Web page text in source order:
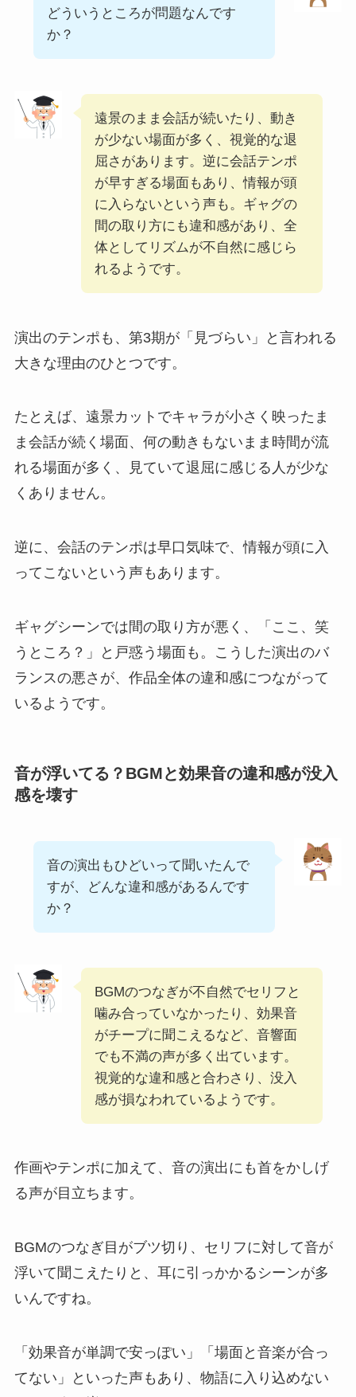
どういうところが問題なんです
か？
遠景のまま会話が続いたり、動き
が少ない場面が多く、視覚的な退
屈さがあります。逆に会話テンポ
が早すぎる場面もあり、情報が頭
に入らないという声も。ギャグの
間の取り方にも違和感があり、全
体としてリズムが不自然に感じら
れるようです。
演出のテンポも、第3期が「見づらい」と言われる
大きな理由のひとつです。
たとえば、遠景カットでキャラが小さく映ったま
ま会話が続く場面、何の動きもないまま時間が流
れる場面が多く、見ていて退屈に感じる人が少な
くありません。
逆に、会話のテンポは早口気味で、情報が頭に入
ってこないという声もあります。
ギャグシーンでは間の取り方が悪く、「ここ、笑
うところ？」と戸惑う場面も。こうした演出のバ
ランスの悪さが、作品全体の違和感につながって
いるようです。
音が浮いてる？BGMと効果音の違和感が没入
感を壊す
音の演出もひどいって聞いたんで
すが、どんな違和感があるんです
か？
BGMのつなぎが不自然でセリフと
噛み合っていなかったり、効果音
がチープに聞こえるなど、音響面
でも不満の声が多く出ています。
視覚的な違和感と合わさり、没入
感が損なわれているようです。
作画やテンポに加えて、音の演出にも首をかしげ
る声が目立ちます。
BGMのつなぎ目がブツ切り、セリフに対して音が
浮いて聞こえたりと、耳に引っかかるシーンが多
いんですね。
「効果音が単調で安っぽい」「場面と音楽が合っ
てない」といった声もあり、物語に入り込めない